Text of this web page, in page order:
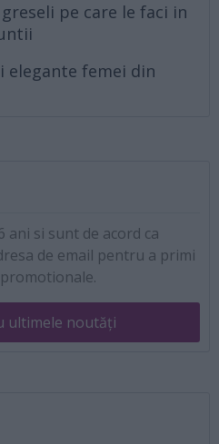
pe care le faci in
elegante femei din
ani si sunt de acord ca
de email pentru a primi
ultimele noutăți